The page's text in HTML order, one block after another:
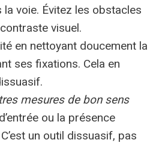
voie. Évitez les obstacles
visuel.
en nettoyant doucement la
ses fixations. Cela en
mesures de bon sens
ou la présence
un outil dissuasif, pas